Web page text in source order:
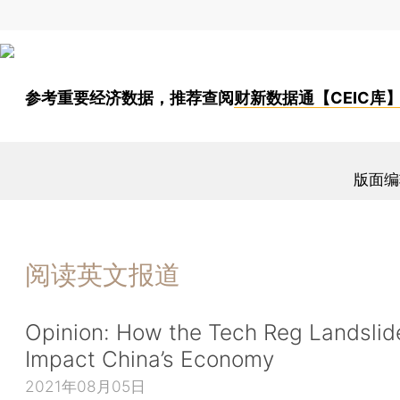
参考重要经济数据，推荐查阅财新数据通【CEIC库】
版面
阅读英文报道
Opinion: How the Tech Reg
Impact China’s Economy
2021年08月05日